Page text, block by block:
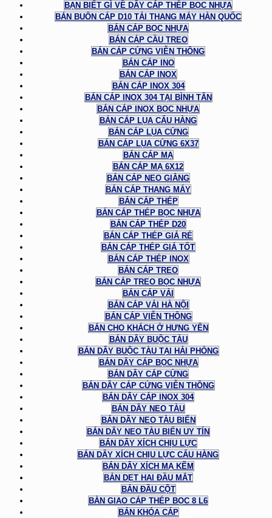
BẠN BIẾT GÌ VỀ DÂY CÁP THÉP BỌC NHỰA
BÁN BUÔN CÁP D10 TẢI THANG MÁY HÀN QUỐC
BÁN CÁP BỌC NHỰA
BÁN CÁP CẦU TREO
BÁN CÁP CỨNG VIỄN THÔNG
BÁN CÁP INO
BÁN CÁP INOX
BÁN CÁP INOX 304
BÁN CÁP INOX 304 TẠI BÌNH TÂN
BÁN CÁP INOX BỌC NHỰA
BÁN CÁP LỤA CẨU HÀNG
BÁN CÁP LỤA CỨNG
BÁN CÁP LỤA CỨNG 6X37
BÁN CÁP MẠ
BÁN CÁP MẠ 6X12
BÁN CÁP NEO GIẰNG
BÁN CÁP THANG MÁY
BÁN CÁP THÉP
BÁN CÁP THÉP BỌC NHỰA
BÁN CÁP THÉP D20
BÁN CÁP THÉP GIÁ RẺ
BÁN CÁP THÉP GIÁ TỐT
BÁN CÁP THÉP INOX
BÁN CÁP TREO
BÁN CÁP TREO BỌC NHỰA
BÁN CÁP VẢI
BÁN CÁP VẢI HÀ NỘI
BÁN CÁP VIỄN THÔNG
BÁN CHO KHÁCH Ở HƯNG YÊN
BÁN DÂY BUỘC TÀU
BÁN DÂY BUỘC TÀU TẠI HẢI PHÒNG
BÁN DÂY CÁP BỌC NHỰA
BÁN DÂY CÁP CỨNG
BÁN DÂY CÁP CỨNG VIỄN THÔNG
BÁN DÂY CÁP INOX 304
BÁN DÂY NEO TÀU
BÁN DÂY NEO TÀU BIỂN
BÁN DÂY NEO TÀU BIỂN UY TÍN
BÁN DÂY XÍCH CHỊU LỰC
BÁN DÂY XÍCH CHỊU LỰC CẨU HÀNG
BÁN DÂY XÍCH MẠ KẼM
BẢN DẸT HAI ĐẦU MẮT
BẢN ĐẦU CỘT
BÀN GIAO CÁP THÉP BỌC 8 L6
BÁN KHÓA CÁP